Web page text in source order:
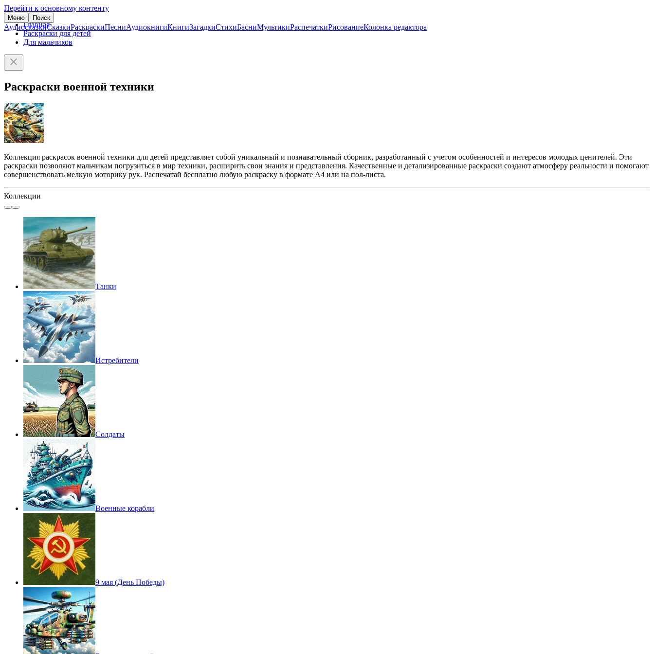
Перейти к основному контенту
Меню Поиск
АудиосказкиСказкиРаскраскиПесниАудиокнигиКнигиЗагадкиСтихиБасниМультикиРаспечаткиРисованиеКолонка редактора
Главная
Раскраски для детей
Для мальчиков
Раскраски военной техники
Коллекция раскрасок военной техники для детей представляет собой уникальный и познавательный сборник, разработанный с учетом особенностей и интересов молодых ценителей. Эти
раскраски позволяют мальчикам погрузиться в мир техники, расширить свои знания и представления. Качественные и детализированные раскраски создают атмосферу реальности и помогают
совершенствовать мелкую моторику рук. Распечатай бесплатно любую раскраску в формате А4 или на пол-листа.
Коллекции
Танки
Истребители
Солдаты
Военные корабли
9 мая (День Победы)